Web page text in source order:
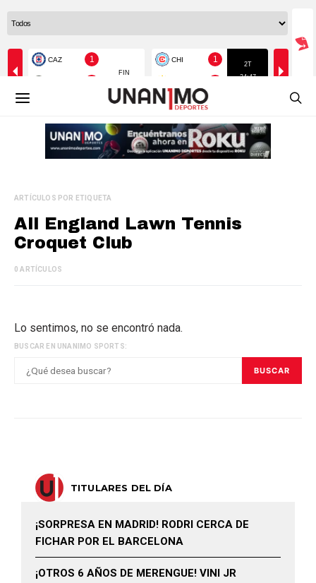
ARTÍCULOS POR ETIQUETA
All England Lawn Tennis
Croquet Club
0 ARTÍCULOS
Lo sentimos, no se encontró nada.
BUSCAR EN UNANIMO SPORTS:
BUSCAR
TITULARES DEL DÍA
¡SORPRESA EN MADRID! RODRI CERCA DE
FICHAR POR EL BARCELONA
¡OTROS 6 AÑOS DE MERENGUE! VINI JR